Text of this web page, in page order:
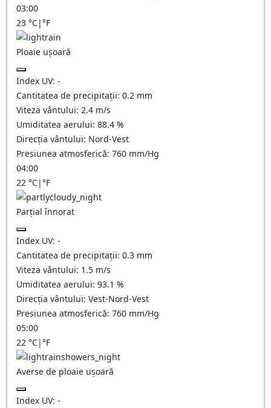
03:00
23 °C|°F
Ploaie ușoară
Index UV: -
Cantitatea de precipitații: 0.2 mm
Viteza vântului: 2.4 m/s
Umiditatea aerului: 88.4 %
Direcția vântului: Nord-Vest
Presiunea atmosferică: 760 mm/Hg
04:00
22 °C|°F
Parțial înnorat
Index UV: -
Cantitatea de precipitații: 0.3 mm
Viteza vântului: 1.5 m/s
Umiditatea aerului: 93.1 %
Direcția vântului: Vest-Nord-Vest
Presiunea atmosferică: 760 mm/Hg
05:00
22 °C|°F
Averse de ploaie ușoară
Index UV: -